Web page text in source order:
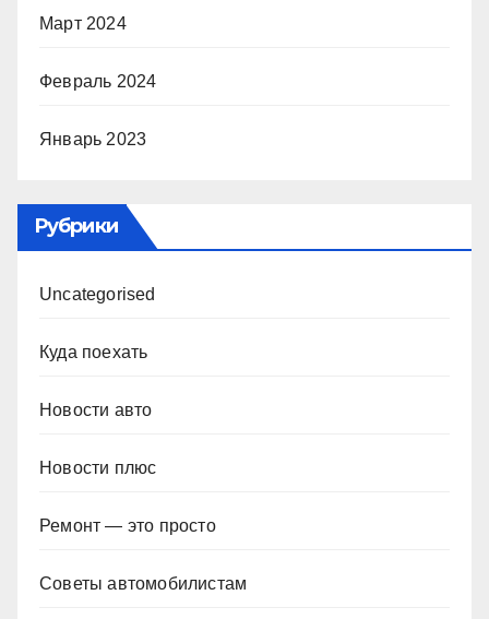
Март 2024
Февраль 2024
Январь 2023
Рубрики
Uncategorised
Куда поехать
Новости авто
Новости плюс
Ремонт — это просто
Советы автомобилистам